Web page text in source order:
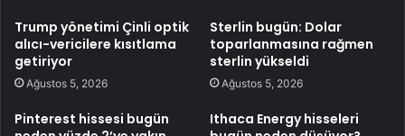
Trump yönetimi Çinli optik
alıcı-vericilere kısıtlama
getiriyor
Ağustos 5, 2026
Sterlin bugün: Dolar
toparlanmasına rağmen
sterlin yükseldi
Ağustos 5, 2026
Pinterest hissesi bugün
Ithaca Energy hisseleri